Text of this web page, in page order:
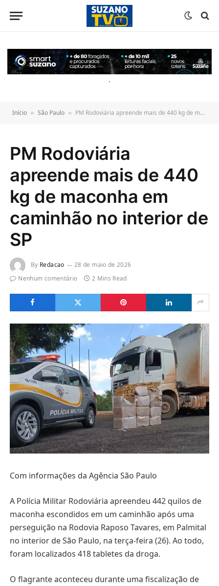
conteúdo
.
Início » São Paulo » PM Rodoviária apreende mais de 440 kg de maconha em caminhão no interior de SP
PM Rodoviária
apreende mais de 440
kg de maconha em
caminhão no interior de
SP
By Redacao
28 de maio de 2026
Nenhum comentário
2 Mins Read
Com informações da Agência São Paulo
A Polícia Militar Rodoviária apreendeu 442 quilos de
maconha escondidos em um caminhão após uma
perseguição na Rodovia Raposo Tavares, em Palmital
no interior de São Paulo, na terça-feira (26). Ao todo,
foram localizados 418 tabletes da droga.
O flagrante aconteceu durante uma fiscalização de